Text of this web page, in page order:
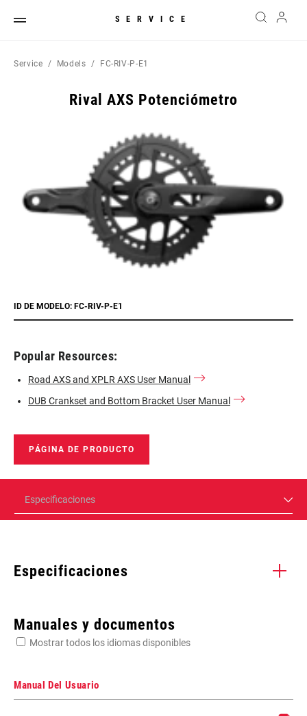
SERVICE
Service Models FC-RIV-P-E1
Rival AXS Potenciómetro
ID DE MODELO: FC-RIV-P-E1
Popular Resources:
Road AXS and XPLR AXS User Manual
DUB Crankset and Bottom Bracket User Manual
PÁGINA DE PRODUCTO
Especificaciones
Especificaciones
Manuales y documentos
Mostrar todos los idiomas disponibles
Manual Del Usuario